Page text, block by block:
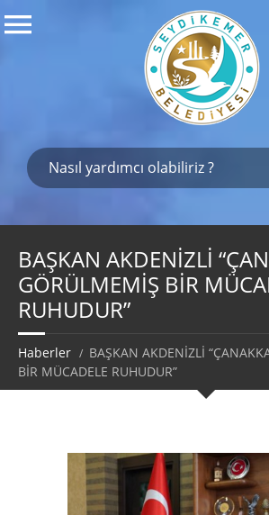
BAŞKAN AKDENİZLİ
GÖRÜLMEMİŞ BİR
RUHUDUR”
Haberler
BAŞKAN AKDENİZLİ
BİR MÜCADELE RUHUDUR”